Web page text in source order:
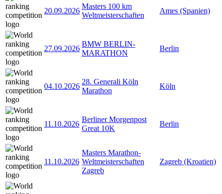
20.09.2026
Masters 100 km
Weltmeisterschaften
Ames (Spanien)
27.09.2026
BMW BERLIN-
MARATHON
Berlin
04.10.2026
28. Generali Köln
Marathon
Köln
11.10.2026
Berliner Morgenpost
Great 10K
Berlin
11.10.2026
Masters Marathon-
Weltmeisterschaften
Zagreb
Zagreb (Kroatien)